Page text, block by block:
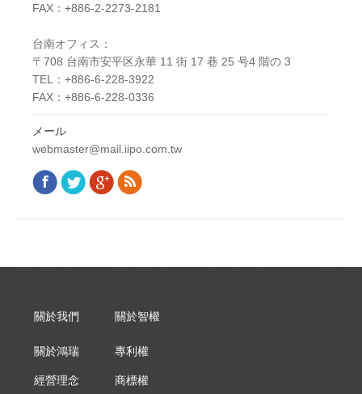
FAX：+886-2-2273-2181
台南オフィス：
〒708 台南市安平区永華 11 街 17 巷 25 号4 階の 3
TEL：+886-6-228-3922
FAX：+886-6-228-0336
メール
webmaster@mail.iipo.com.tw
Find us on:
Facebook
TwitterGoogle+
Rss
關於我們
關於鴻瑞
經營理念
關於智權
專利權
商標權